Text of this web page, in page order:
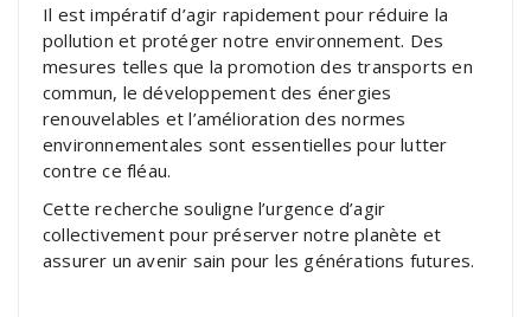
Il est impératif d’agir rapidement pour réduire la
pollution et protéger notre environnement. Des
mesures telles que la promotion des transports en
commun, le développement des énergies
renouvelables et l’amélioration des normes
environnementales sont essentielles pour lutter
contre ce fléau.
Cette recherche souligne l’urgence d’agir
collectivement pour préserver notre planète et
assurer un avenir sain pour les générations futures.